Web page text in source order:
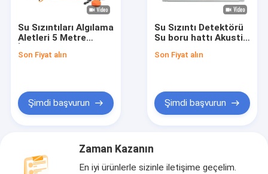
Su Sızıntıları Algılama
Aletleri 5 Metre
Boru hattı
Son Fiyat alın
Şimdi başvurun
Su Sızıntı Detektörü
Su boru hattı Akustik
Son Fiyat alın
Şimdi başvurun
Zaman Kazanın
En iyi ürünlerle sizinle iletişime geçelim.